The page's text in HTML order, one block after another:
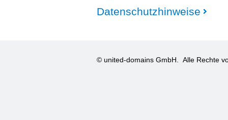
Datenschutzhinweise
© united-domains GmbH. Alle Rechte